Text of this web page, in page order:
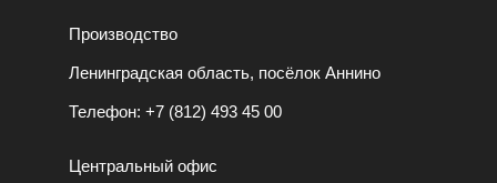
Производство
Ленинградская область, посёлок Аннино
Телефон: +7 (812) 493 45 00
Центральный офис